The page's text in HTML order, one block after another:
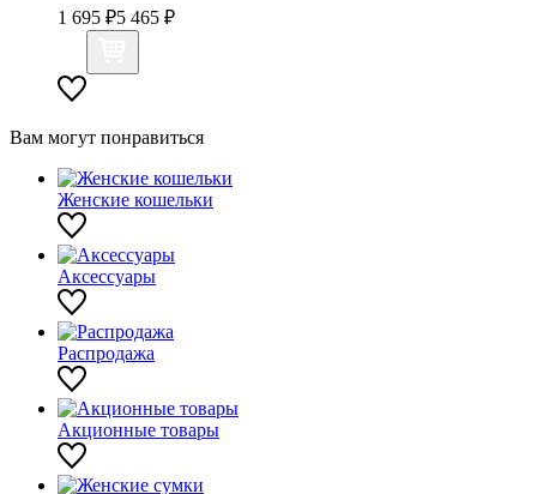
1 695 ₽5 465 ₽
Вам могут понравиться
Женские кошельки
Аксессуары
Распродажа
Акционные товары